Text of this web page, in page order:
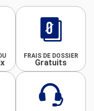
FRAIS DE DOSSIER
Gratuits